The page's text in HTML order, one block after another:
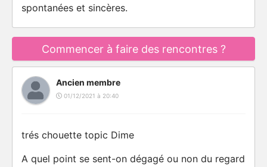
spontanées et sincères.
Commencer à faire des rencontres ?
Ancien membre
01/12/2021 à 20:40
trés chouette topic Dime
A quel point se sent-on dégagé ou non du regard